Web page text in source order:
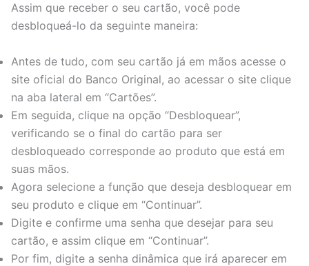
Assim que receber o seu cartão, você pode
desbloqueá-lo da seguinte maneira:
Antes de tudo, com seu cartão já em mãos acesse o
site oficial do Banco Original, ao acessar o site clique
na aba lateral em “Cartões”.
Em seguida, clique na opção “Desbloquear”,
verificando se o final do cartão para ser
desbloqueado corresponde ao produto que está em
suas mãos.
Agora selecione a função que deseja desbloquear em
seu produto e clique em “Continuar”.
Digite e confirme uma senha que desejar para seu
cartão, e assim clique em “Continuar”.
Por fim, digite a senha dinâmica que irá aparecer em